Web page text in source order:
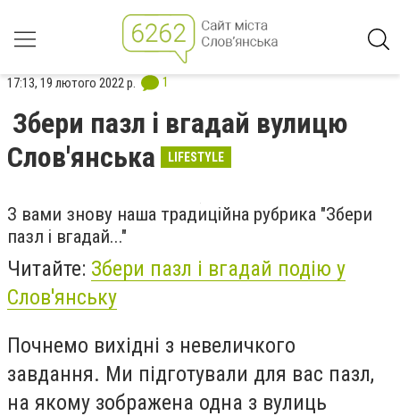
17:13, 19 лютого 2022 р. 1
Збери пазл і вгадай вулицю
Слов'янська
LIFESTYLE
З вами знову наша традиційна рубрика "Збери
пазл і вгадай..."
Читайте: Збери пазл і вгадай подію у
Слов'янську
Почнемо вихідні з невеличкого
завдання. Ми підготували для вас пазл,
на якому зображена одна з вулиць